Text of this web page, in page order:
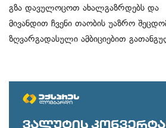
გზა დავულოცოთ ახალგაზრდებს და
მივანდით ჩვენი თაობის უაზრო
ზღვარგადასული ამბიციებით